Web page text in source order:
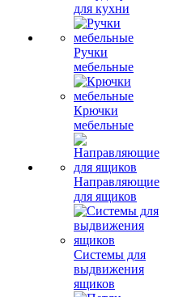
для кухни
Ручки
мебельные
Крючки
мебельные
Направляющие
для ящиков
Системы для
выдвижения
ящиков